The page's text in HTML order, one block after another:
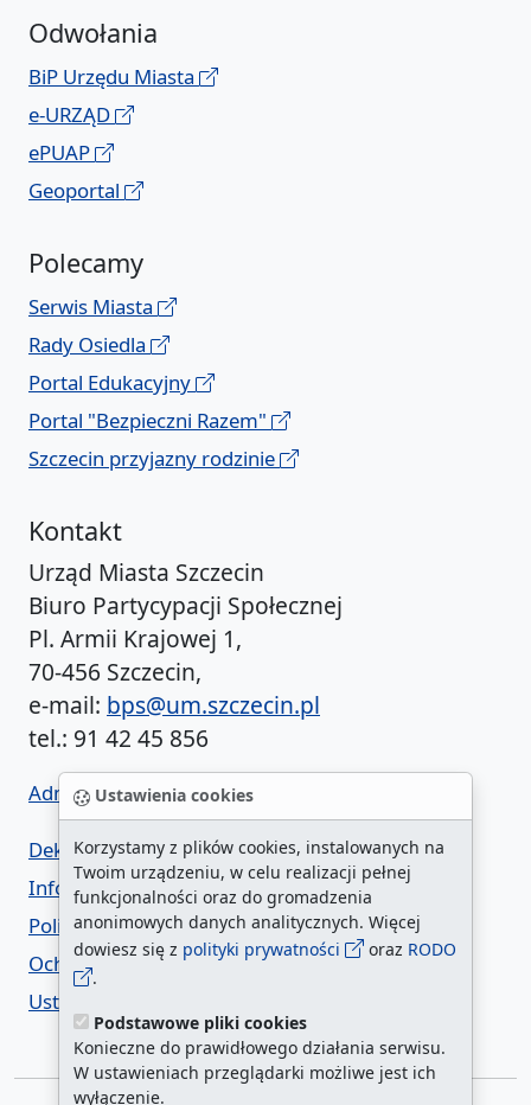
Ustawienia cookies
Korzystamy z plików cookies, instalowanych na
Twoim urządzeniu, w celu realizacji pełnej
funkcjonalności oraz do gromadzenia
anonimowych danych analitycznych. Więcej
dowiesz się z polityki prywatności oraz RODO
.
Podstawowe pliki cookies
Konieczne do prawidłowego działania serwisu.
W ustawieniach przeglądarki możliwe jest ich
wyłączenie.
Odwołania
BiP Urzędu Miasta
e-URZĄD
ePUAP
Geoportal
Polecamy
Serwis Miasta
Rady Osiedla
Portal Edukacyjny
Portal "Bezpieczni Razem"
Szczecin przyjazny rodzinie
Kontakt
Urząd Miasta Szczecin
Biuro Partycypacji Społecznej
Pl. Armii Krajowej 1,
70-456 Szczecin,
e-mail: bps@um.szczecin.pl
tel.: 91 42 45 856
Administrator BIP UM
Deklaracja dostępności
Informacja o urzędzie w ETR
Polityka prywatności
Ochrona danych osobowych
Ustawienia cookies